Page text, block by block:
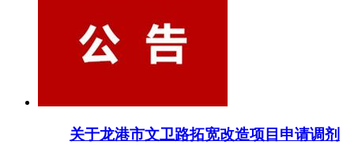
关于龙港市文卫路拓宽改造项目申请调剂